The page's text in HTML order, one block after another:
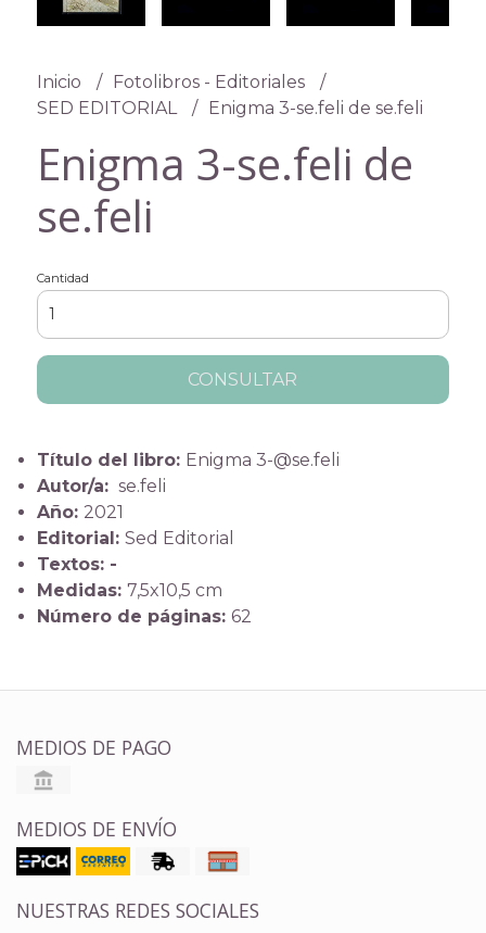
Inicio
Fotolibros - Editoriales
SED EDITORIAL
Enigma 3-se.feli de se.feli
Enigma 3-se.feli de
se.feli
Cantidad
CONSULTAR
Título del libro: Enigma 3-@se.feli
Autor/a: se.feli
Año: 2021
Editorial: Sed Editorial
Textos: -
Medidas: 7,5x10,5 cm
Número de páginas: 62
MEDIOS DE PAGO
MEDIOS DE ENVÍO
NUESTRAS REDES SOCIALES